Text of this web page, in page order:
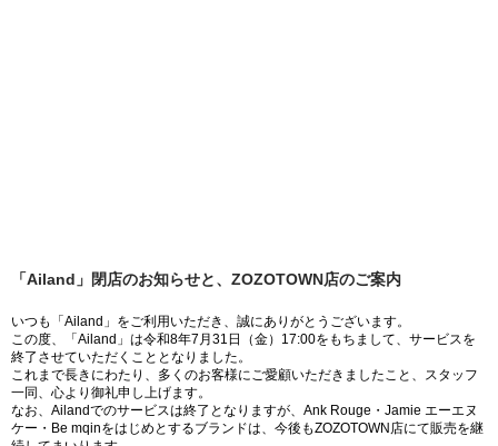
「Ailand」閉店のお知らせと、ZOZOTOWN店のご案内
いつも「Ailand」をご利用いただき、誠にありがとうございます。
この度、「Ailand」は令和8年7月31日（金）17:00をもちまして、サービスを
終了させていただくこととなりました。
これまで長きにわたり、多くのお客様にご愛顧いただきましたこと、スタッフ
一同、心より御礼申し上げます。
なお、Ailandでのサービスは終了となりますが、Ank Rouge・Jamie エーエヌ
ケー・Be mqinをはじめとするブランドは、今後もZOZOTOWN店にて販売を継